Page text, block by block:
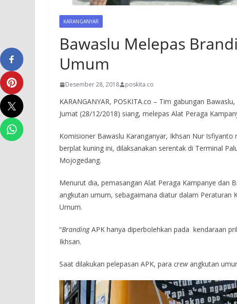
KARANGANYAR
Bawaslu Melepas
Umum
Desember 28, 2018 poskita.co
KARANGANYAR, POSKITA.co – Tim gabungan
Jumat (28/12/2018) siang, melepas Alat Peraga
Komisioner Bawaslu Karanganyar, Ikhsan Nur
berplat kuning ini, dilaksanakan serentak di Terminal
Mojogedang.
Menurut dia, pemasangan Alat Peraga Kampanye dan
angkutan umum, sebagaimana diatur dalam
Umum.
“BrandingAPK hanya diperbolehkan pada kendaraan
Ikhsan.
Saat dilakukan pelepasan APK, para crewangkutan